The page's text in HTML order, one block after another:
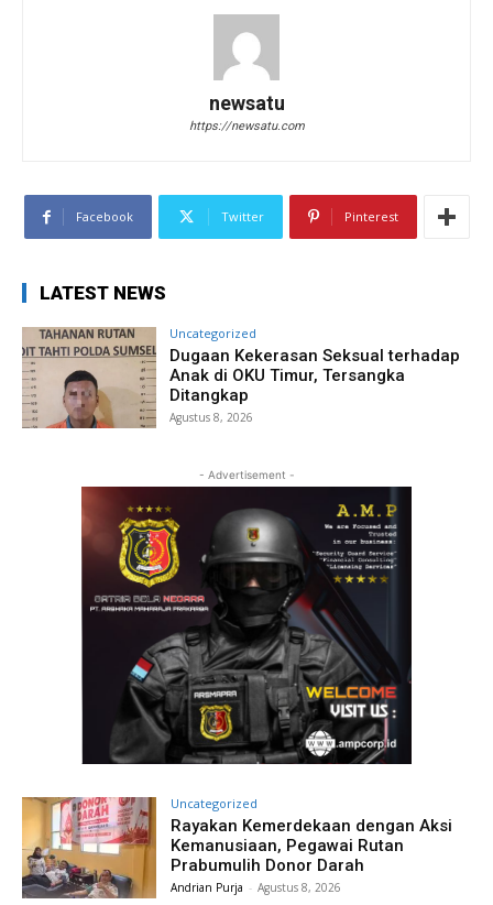
newsatu
https://newsatu.com
Facebook Twitter Pinterest
LATEST NEWS
Uncategorized
Dugaan Kekerasan Seksual terhadap
Anak di OKU Timur, Tersangka
Ditangkap
Agustus 8, 2026
- Advertisement -
Uncategorized
Rayakan Kemerdekaan dengan Aksi
Kemanusiaan, Pegawai Rutan
Prabumulih Donor Darah
Andrian Purja - Agustus 8, 2026